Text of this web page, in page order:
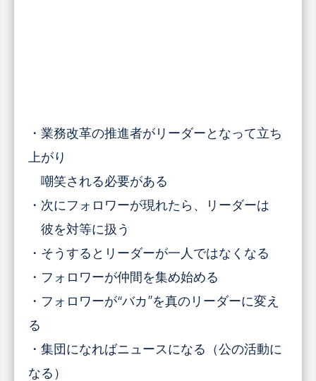
・業務改革の推進者がリーダーとなって立ち
上がり
嘲笑される必要がある
・次にフォロワーが現れたら、リーダーは
彼を対等に扱う
・そうするとリーダーが一人ではなくなる
・フォロワーが仲間を集め始める
・フォロワーが“バカ”を真のリーダーに変え
る
・集団になればニュースになる（公の活動に
なる）